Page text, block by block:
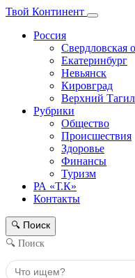
Твой Континент
Россия
Свердловская
Екатеринбург
Невьянск
Кировград
Верхний Тагил
Рубрики
Общество
Происшествия
Здоровье
Финансы
Туризм
РА «Т.К»
Контакты
🔍 Поиск
🔍 Поиск